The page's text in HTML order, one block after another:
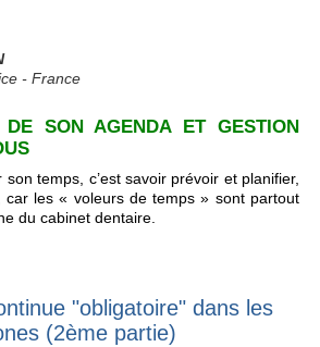
- France
DE SON AGENDA ET GESTION
son temps, c’est savoir prévoir et planifier,
car les « voleurs de temps » sont partout
du cabinet dentaire.
"obligatoire" dans les
(2ème partie)